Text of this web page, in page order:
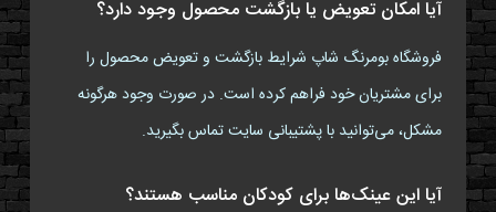
آیا امکان تعویض یا بازگشت محصول وجود دارد؟
فروشگاه بومرنگ شاپ شرایط بازگشت و تعویض محصول را
برای مشتریان خود فراهم کرده است. در صورت وجود هرگونه
مشکل، می‌توانید با پشتیبانی سایت تماس بگیرید.
آیا این عینک‌ها برای کودکان مناسب هستند؟